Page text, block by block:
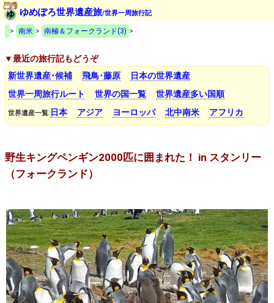
ゆめぽろ世界遺産旅/世界一周旅行記
> 南米 > 南極＆フォークランド(3) >
▼最近の旅行記もどうぞ
新世界遺産･候補
飛鳥･藤原
日本の世界遺産
世界一周旅行ルート
世界の国一覧 世界遺産多い国順
世界遺産一覧: 日本 アジア ヨーロッパ 北中南米 アフリカ
野生キングペンギン2000匹に囲まれた！ in スタンリー
（フォークランド）